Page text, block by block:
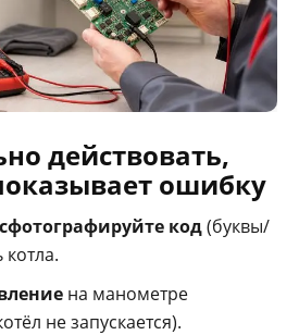
действовать,
ошибку
код(буквы/
на манометре
не запускается).